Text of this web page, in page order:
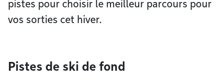
pistes pour choisir le meilleur parcours pour
vos sorties cet hiver.
Pistes de ski de fond